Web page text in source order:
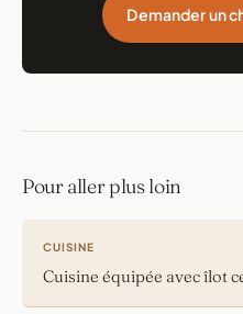
Demander un
Pour aller plus loin
CUISINE
Cuisine équipée avec îlot